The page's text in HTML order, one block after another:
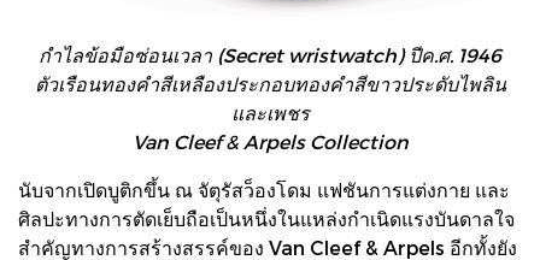
กำไลข้อมือซ่อนเวลา (Secret wristwatch) ปีค.ศ. 1946
ตัวเรือนทองคำสีเหลืองประกอบทองคำสีขาวประดับไพลิน
และเพชร
Van Cleef & Arpels Collection
นับจากเปิดบูติกขึ้น ณ จัตุรัสว็องโดม แฟชันการแต่งกาย และ
ศิลปะทางการตัดเย็บถือเป็นหนึ่งในแหล่งกำเนิดแรงบันดาลใจ
สำคัญทางการสร้างสรรค์ของ Van Cleef & Arpels อีกทั้งยัง